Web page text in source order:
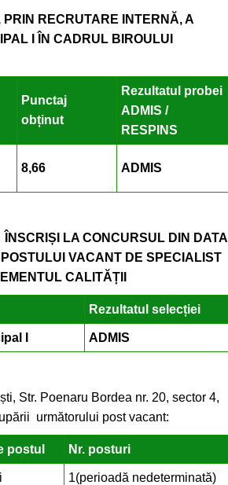
PRIN RECRUTARE INTERNĂ, A
I ÎN CADRUL BIROULUI
Punctaj
obținut
Rezultatul probei
ADMIS /
RESPINS
8,66 ADMIS
LA CONCURSUL DIN DATA
VACANT DE SPECIALIST
CALITĂȚII
Rezultatul selecției
I ADMIS
Str. Poenaru Bordea nr. 20, sector 4,
următorului post vacant:
postul Nr. posturi
1(perioadă nedeterminată)